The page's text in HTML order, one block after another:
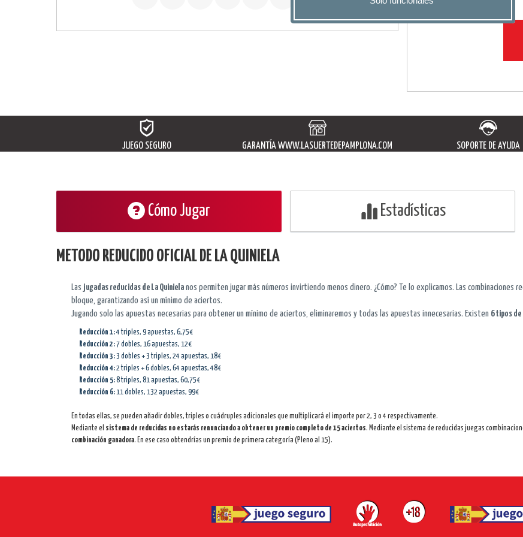
JUEGO SEGURO GARANTÍAWWW.LASUERTEDEPAMPLONA.COM SOPORTE DE AYUDA
Cómo Jugar Estadísticas
METODO REDUCIDO OFICIAL DE LA QUINIELA
Las jugadas reducidas de La Quiniela nos permiten jugar más números invirtiendo menos dinero. ¿Cómo? Te lo explicamos. Las combinaciones
bloque, garantizando así un mínimo de aciertos.
Jugando solo las apuestas necesarias para obtener un mínimo de aciertos, eliminaremos y todas las apuestas innecesarias. Existen 6 tipos
Reducción 1:4 triples, 9 apuestas, 6,75€
Reducción 2:7 dobles, 16 apuestas, 12€
Reducción 3:3 dobles + 3 triples, 24 apuestas, 18€
Reducción 4:2 triples + 6 dobles, 64 apuestas, 48€
Reducción 5:8 triples, 81 apuestas, 60,75€
Reducción 6:11 dobles, 132 apuestas, 99€
En todas ellas, se pueden añadir dobles, triples o cuádruples adicionales que multiplicará el importe por 2, 3 o 4 respectivamente.
Mediante el sistema de reducidas no estarás renunciando a obtener un premio completo de 15 aciertos. Mediante el sistema de reducidas juegas
combinación ganadora. En ese caso obtendrías un premio de primera categoría (Pleno al 15).